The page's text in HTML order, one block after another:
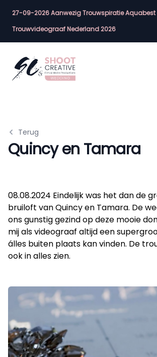
27-09-2026 Aanwezig Trouwspiratie
Trouwvideograaf Nederland 2026
Terug
Quincy en Tamara
08.08.2024 Eindelijk was het dan de
bruiloft van Quincy en Tamara. De
ons gunstig gezind op deze mooie
mij als videograaf altijd een
álles buiten plaats kan vinden. De
ook in alles zien.